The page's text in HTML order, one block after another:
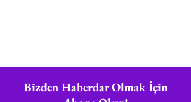
Bizden Haberdar Olmak İçin